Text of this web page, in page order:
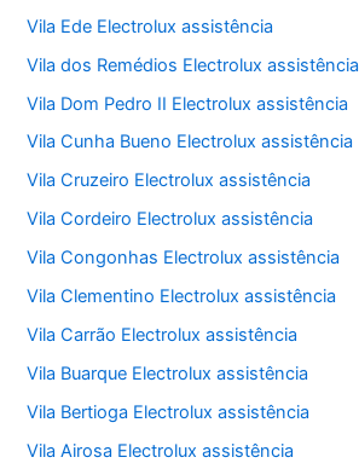
Vila Ede Electrolux assistência
Vila dos Remédios Electrolux assistência
Vila Dom Pedro II Electrolux assistência
Vila Cunha Bueno Electrolux assistência
Vila Cruzeiro Electrolux assistência
Vila Cordeiro Electrolux assistência
Vila Congonhas Electrolux assistência
Vila Clementino Electrolux assistência
Vila Carrão Electrolux assistência
Vila Buarque Electrolux assistência
Vila Bertioga Electrolux assistência
Vila Airosa Electrolux assistência